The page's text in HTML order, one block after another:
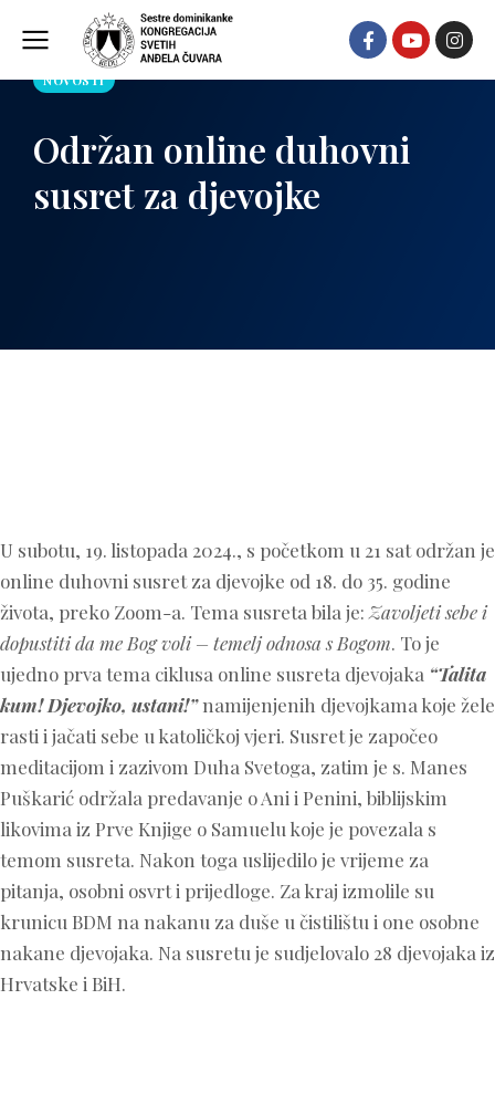
NOVOSTI
Održan online duhovni
susret za djevojke
U subotu, 19. listopada 2024., s početkom u 21 sat održan je
online duhovni susret za djevojke od 18. do 35. godine
života, preko Zoom-a. Tema susreta bila je:Zavoljeti sebe i
dopustiti da me Bog voli – temelj odnosa s Bogom. To je
ujedno prva tema ciklusa online susreta djevojaka “Talita
kum! Djevojko, ustani!”namijenjenih djevojkama koje žele
rasti i jačati sebe u katoličkoj vjeri. Susret je započeo
meditacijom i zazivom Duha Svetoga, zatim je s. Manes
Puškarić održala predavanje o Ani i Penini, biblijskim
likovima iz Prve Knjige o Samuelu koje je povezala s
temom susreta. Nakon toga uslijedilo je vrijeme za
pitanja, osobni osvrt i prijedloge. Za kraj izmolile su
krunicu BDM na nakanu za duše u čistilištu i one osobne
nakane djevojaka. Na susretu je sudjelovalo 28 djevojaka iz
Hrvatske i BiH.